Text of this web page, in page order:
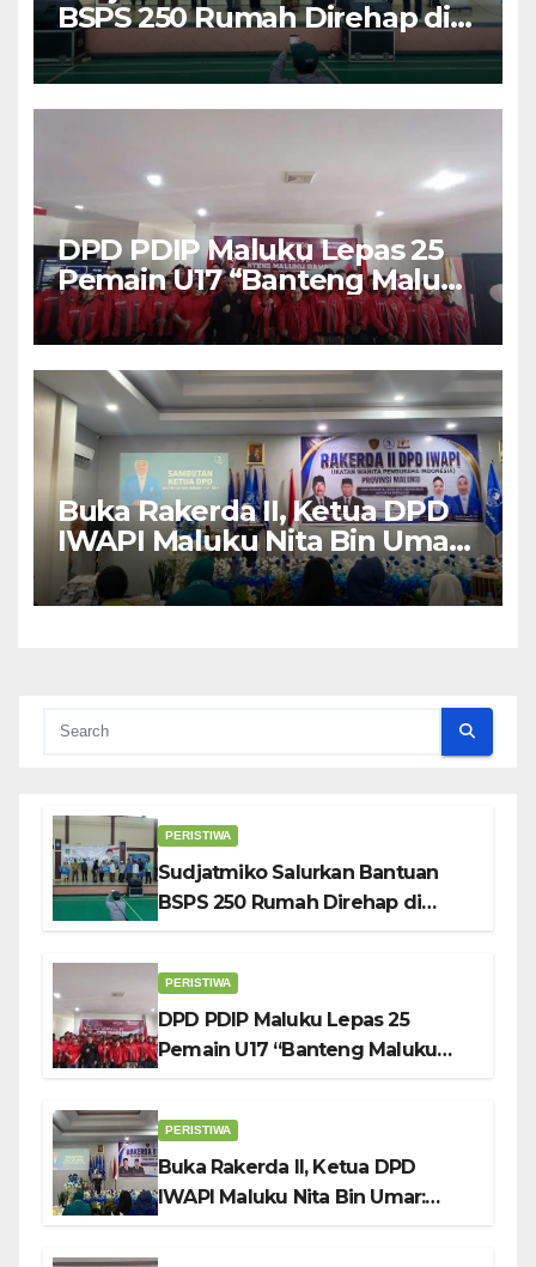
BSPS 250 Rumah Direhap di
Depok
DPD PDIP Maluku Lepas 25
Pemain U17 “Banteng Maluku
Raya” ke Sokerano Cup di
Jawa Timur
Buka Rakerda II, Ketua DPD
IWAPI Maluku Nita Bin Umar:
Perempuan Pengusaha Pilar
Penggerak UMKM
PERISTIWA
Sudjatmiko Salurkan Bantuan
BSPS 250 Rumah Direhap di
PERISTIWA
DPD PDIP Maluku Lepas 25
Pemain U17 “Banteng Maluku
PERISTIWA
Buka Rakerda II, Ketua DPD
IWAPI Maluku Nita Bin Umar: